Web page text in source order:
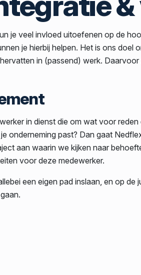
je veel invloed uitoefenen op de
je hierbij helpen. Het is ons doel
in (passend) werk.
in dienst die om wat voor reden
onderneming past? Dan gaat
aan waarin we kijken naar
voor deze medewerker.
een eigen pad inslaan, en op de